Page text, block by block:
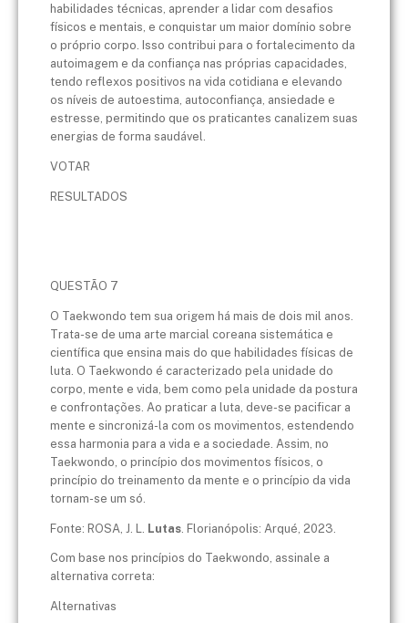
habilidades técnicas, aprender a lidar com desafios
físicos e mentais, e conquistar um maior domínio sobre
o próprio corpo. Isso contribui para o fortalecimento da
autoimagem e da confiança nas próprias capacidades,
tendo reflexos positivos na vida cotidiana e elevando
os níveis de autoestima, autoconfiança, ansiedade e
estresse, permitindo que os praticantes canalizem suas
energias de forma saudável.
VOTAR
RESULTADOS
QUESTÃO 7
O Taekwondo tem sua origem há mais de dois mil anos.
Trata-se de uma arte marcial coreana sistemática e
científica que ensina mais do que habilidades físicas de
luta. O Taekwondo é caracterizado pela unidade do
corpo, mente e vida, bem como pela unidade da postura
e confrontações. Ao praticar a luta, deve-se pacificar a
mente e sincronizá-la com os movimentos, estendendo
essa harmonia para a vida e a sociedade. Assim, no
Taekwondo, o princípio dos movimentos físicos, o
princípio do treinamento da mente e o princípio da vida
tornam-se um só.
Fonte: ROSA, J. L. Lutas . Florianópolis: Arqué, 2023.
Com base nos princípios do Taekwondo, assinale a
alternativa correta:
Alternativas